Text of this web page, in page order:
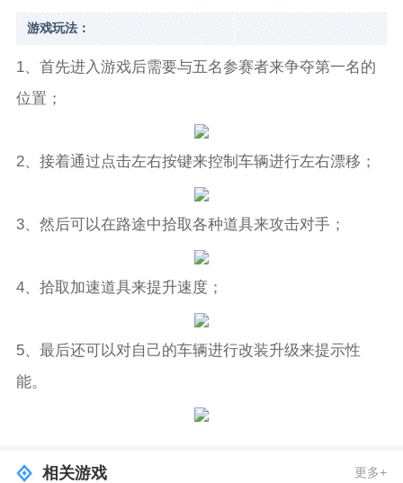
游戏玩法：
1、首先进入游戏后需要与五名参赛者来争夺第一名的
位置；
2、接着通过点击左右按键来控制车辆进行左右漂移；
3、然后可以在路途中拾取各种道具来攻击对手；
4、拾取加速道具来提升速度；
5、最后还可以对自己的车辆进行改装升级来提示性
能。
相关游戏 更多+